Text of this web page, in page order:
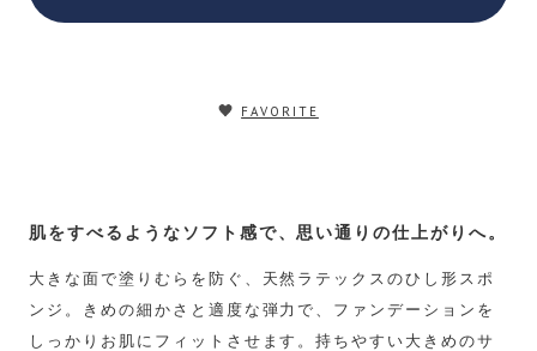
FAVORITE
肌をすべるようなソフト感で、思い通りの仕上がりへ。
大きな面で塗りむらを防ぐ、天然ラテックスのひし形スポ
ンジ。きめの細かさと適度な弾力で、ファンデーションを
しっかりお肌にフィットさせます。持ちやすい大きめのサ